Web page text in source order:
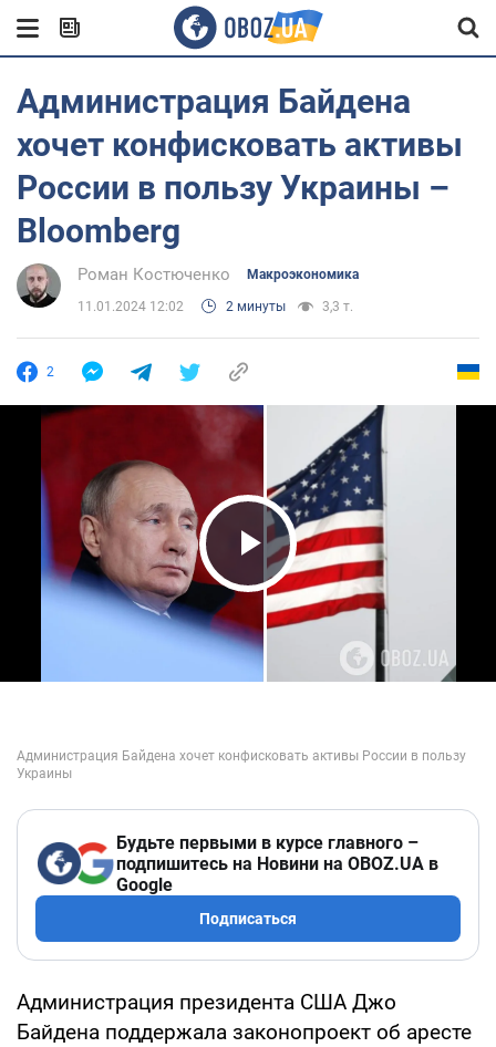
Администрация Байдена
хочет конфисковать активы
России в пользу Украины –
Bloomberg
Роман Костюченко Mакроэкономика
11.01.2024 12:02 2 минуты 3,3 т.
2
Play Video
Будьте первыми в курсе главного –
подпишитесь на Новини на OBOZ.UA в
Google
Подписаться
Администрация президента США Джо
Байдена поддержала законопроект об аресте